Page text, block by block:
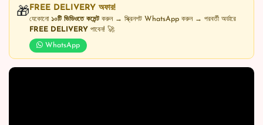
🎁 FREE DELIVERY অফার!
যেকোনো ১০টি ভিডিওতে কমেন্টকরুন → স্ক্রিনশট WhatsApp করুন → পরবর্তী অর্ডারে
FREE DELIVERY পাবেন! 🚀
WhatsApp